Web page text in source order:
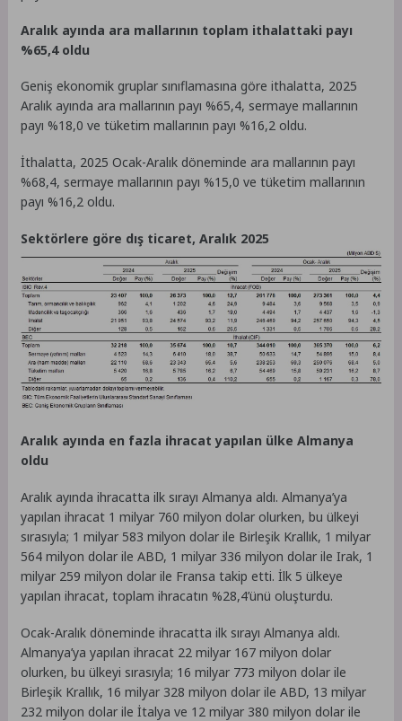
Aralık ayında ara mallarının toplam ithalattaki payı
%65,4 oldu
Geniş ekonomik gruplar sınıflamasına göre ithalatta, 2025
Aralık ayında ara mallarının payı %65,4, sermaye mallarının
payı %18,0 ve tüketim mallarının payı %16,2 oldu.
İthalatta, 2025 Ocak-Aralık döneminde ara mallarının payı
%68,4, sermaye mallarının payı %15,0 ve tüketim mallarının
payı %16,2 oldu.
Sektörlere göre dış ticaret, Aralık 2025
Aralık ayında en fazla ihracat yapılan ülke Almanya
oldu
Aralık ayında ihracatta ilk sırayı Almanya aldı. Almanya’ya
yapılan ihracat 1 milyar 760 milyon dolar olurken, bu ülkeyi
sırasıyla; 1 milyar 583 milyon dolar ile Birleşik Krallık, 1 milyar
564 milyon dolar ile ABD, 1 milyar 336 milyon dolar ile Irak, 1
milyar 259 milyon dolar ile Fransa takip etti. İlk 5 ülkeye
yapılan ihracat, toplam ihracatın %28,4’ünü oluşturdu.
Ocak-Aralık döneminde ihracatta ilk sırayı Almanya aldı.
Almanya’ya yapılan ihracat 22 milyar 167 milyon dolar
olurken, bu ülkeyi sırasıyla; 16 milyar 773 milyon dolar ile
Birleşik Krallık, 16 milyar 328 milyon dolar ile ABD, 13 milyar
232 milyon dolar ile İtalya ve 12 milyar 380 milyon dolar ile